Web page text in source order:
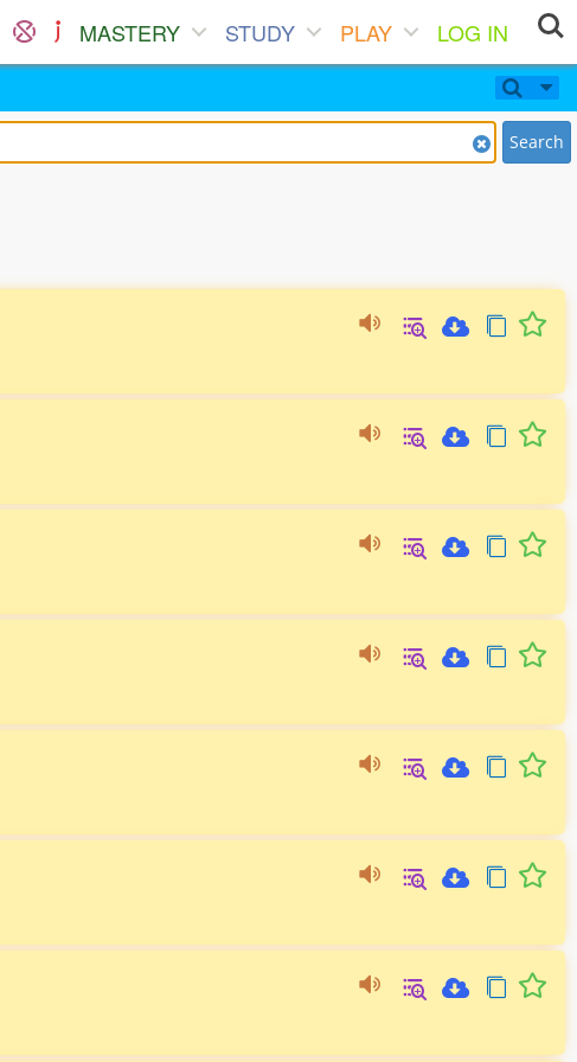
MASTERY STUDY PLAY
LOG IN
Search